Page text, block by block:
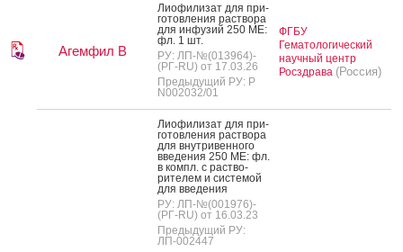
Агемфил В
Ли­офи­лизат для при­
готов­ле­ния рас­тво­ра
для ин­фу­зий 250 МЕ:
фл. 1 шт.
РУ: ЛП-№(013964)-
(РГ-RU) от 17.03.26
Предыдущий РУ: Р
N002032/01
ФГБУ
Гематологический
научный центр
Росздрава (Россия)
Ли­офи­лизат для при­
готов­ле­ния рас­тво­ра
для внут­ри­вен­но­го
вве­дения 250 МЕ: фл.
в компл. с рас­тво­
рите­лем и сис­те­мой
для вве­дения
РУ: ЛП-№(001976)-
(РГ-RU) от 16.03.23
Предыдущий РУ:
ЛП-002447